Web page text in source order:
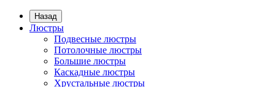
Назад
Люстры
Подвесные люстры
Потолочные люстры
Большие люстры
Каскадные люстры
Хрустальные люстры